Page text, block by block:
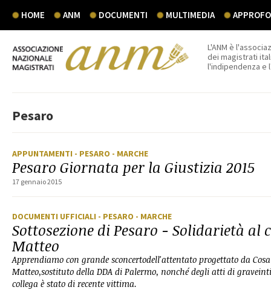
HOME ANM DOCUMENTI MULTIMEDIA
L'ANM è
dei magistrati
l'indipendenza e
Pesaro
APPUNTAMENTI - PESARO - MARCHE
Pesaro Giornata per la Giustizia 2015
17 gennaio 2015
DOCUMENTI UFFICIALI - PESARO - MARCHE
Sottosezione di Pesaro - Solidarietà al
Matteo
Apprendiamo con grande sconcertodell'attentato progettato da
Matteo,sostituto della DDA di Palermo, nonché degli atti di
collega è stato di recente vittima.